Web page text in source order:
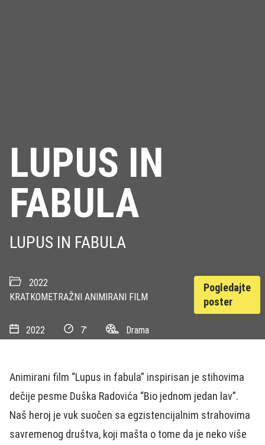
LUPUS IN
FABULA
LUPUS IN FABULA
2022
KRATKOMETRAŽNI ANIMIRANI FILM
2022 7’ Drama
Pogledajte
poster
Animirani film “Lupus in fabula” inspirisan je stihovima
dečije pesme Duška Radovića “Bio jednom jedan lav”.
Naš heroj je vuk suočen sa egzistencijalnim strahovima
savremenog društva, koji mašta o tome da je neko više